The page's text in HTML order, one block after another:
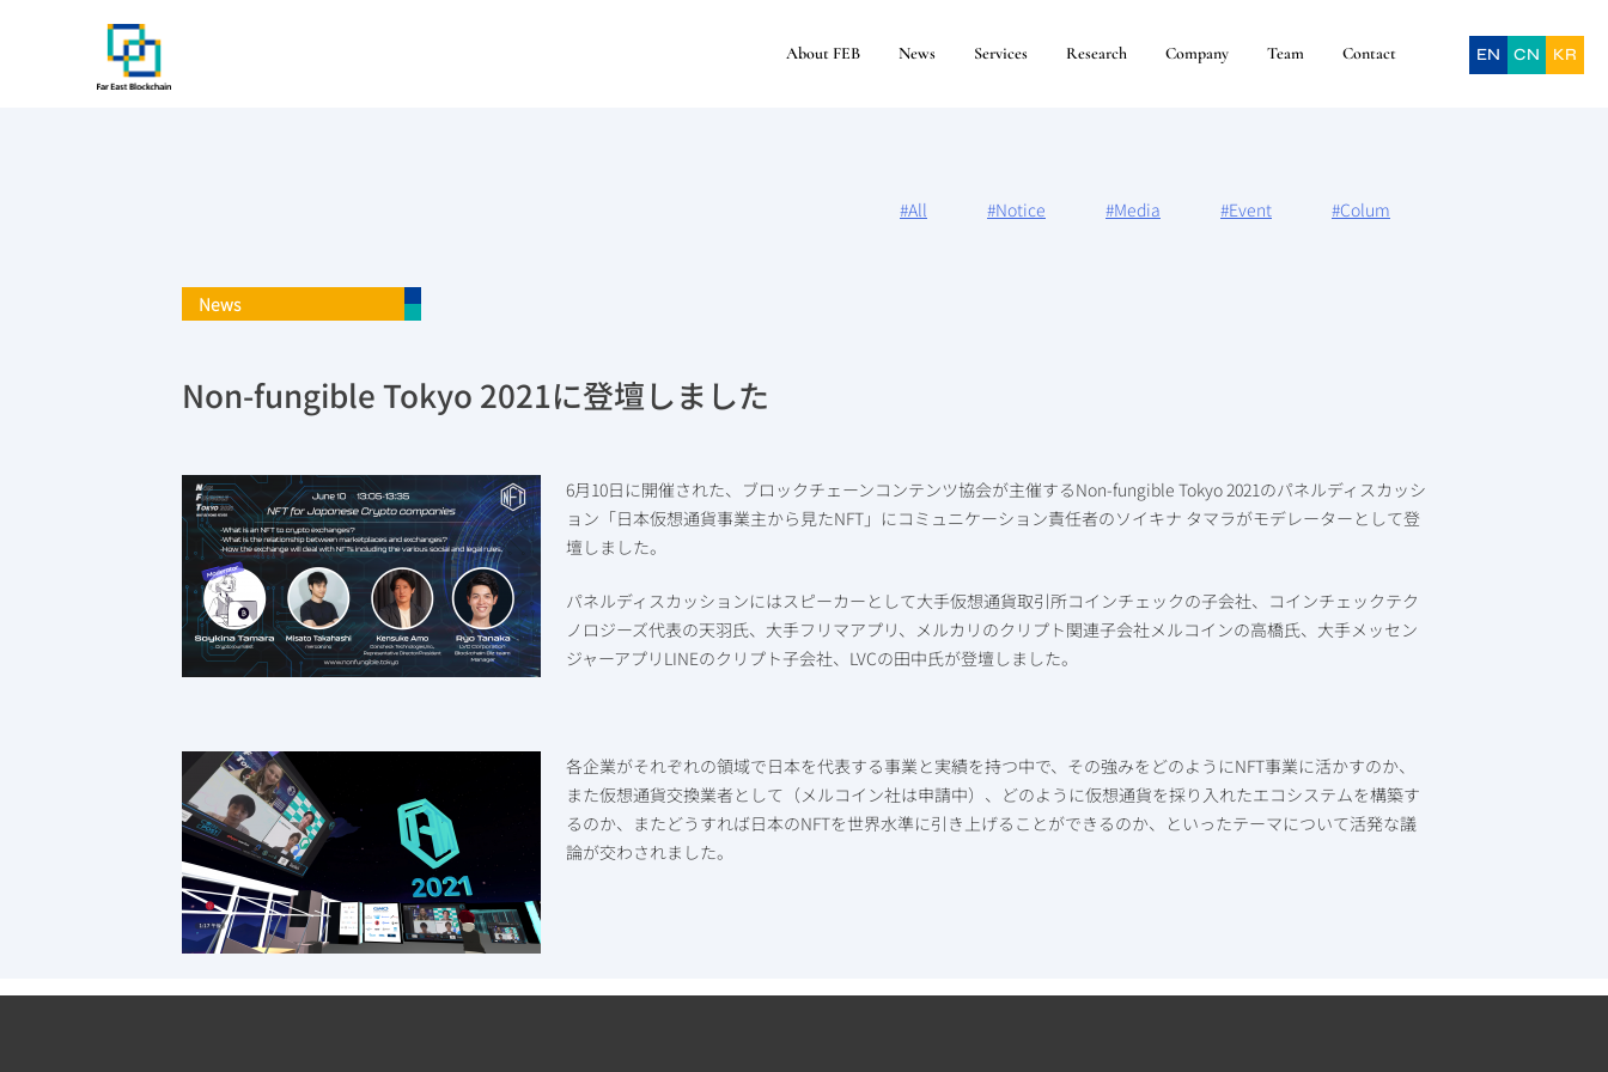
About FEB News Services Research Company Team Contact EN CN KR
#All #Notice #Media #Event #Colum
News
Non-fungible Tokyo 2021に登壇しました
6月10日に開催された、ブロックチェーンコンテンツ協会が主催するNon-fungible Tokyo 2021のパネルディスカッシ
ョン「日本仮想通貨事業主から見たNFT」にコミュニケーション責任者のソイキナ タマラがモデレーターとして登
壇しました。
パネルディスカッションにはスピーカーとして大手仮想通貨取引所コインチェックの子会社、コインチェックテク
ノロジーズ代表の天羽氏、大手フリマアプリ、メルカリのクリプト関連子会社メルコインの高橋氏、大手メッセン
ジャーアプリLINEのクリプト子会社、LVCの田中氏が登壇しました。
各企業がそれぞれの領域で日本を代表する事業と実績を持つ中で、その強みをどのようにNFT事業に活かすのか、
また仮想通貨交換業者として（メルコイン社は申請中）、どのように仮想通貨を採り入れたエコシステムを構築す
るのか、またどうすれば日本のNFTを世界水準に引き上げることができるのか、といったテーマについて活発な議
論が交わされました。